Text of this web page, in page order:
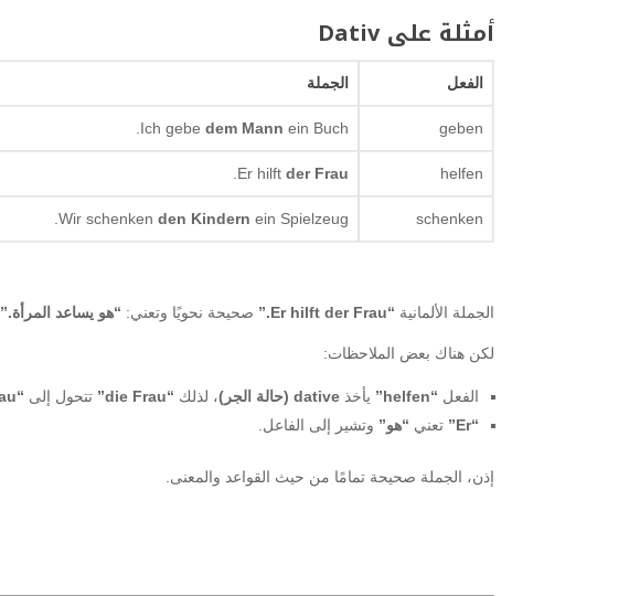
أمثلة على Dativ
الفعل الجملة
geben
Ich gebe dem Mann ein Buch.
helfen
Er hilft der Frau
schenken
Wir schenken den Kindern ein Spielzeug.
الجملة الألمانية “Er hilft der Frau.” صحيحة نحويًا وتعني: “هو يساعد المرأة.”
لكن هناك بعض الملاحظات:
الفعل “helfen” يأخذ dative (حالة الجر) ، لذلك “die Frau” تتحول إلى “der Frau”
“Er”
تعني “هو” وتشير إلى الفاعل.
إذن، الجملة صحيحة تمامًا من حيث القواعد والمعنى.